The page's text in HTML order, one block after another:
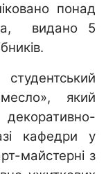
понад
видано 5
який
кафедри у
майстерні з